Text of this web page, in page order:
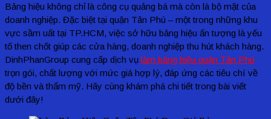
Bảng hiệu không chỉ là công cụ quảng bá mà còn là bộ mặt của
doanh nghiệp. Đặc biệt tại quận Tân Phú – một trong những khu
vực sầm uất tại TP.HCM, việc sở hữu bảng hiệu ấn tượng là yếu
tố then chốt giúp các cửa hàng, doanh nghiệp thu hút khách hàng.
DinhPhanGroup cung cấp dịch vụ làm bảng hiệu quận Tân Phú
trọn gói, chất lượng với mức giá hợp lý, đáp ứng các tiêu chí về
độ bền và thẩm mỹ. Hãy cùng khám phá chi tiết trong bài viết
dưới đây!